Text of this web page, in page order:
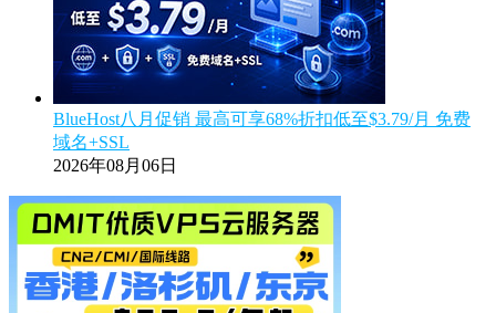
BlueHost八月促销 最高可享68%折扣低至$3.79/月 免费
域名+SSL
2026年08月06日